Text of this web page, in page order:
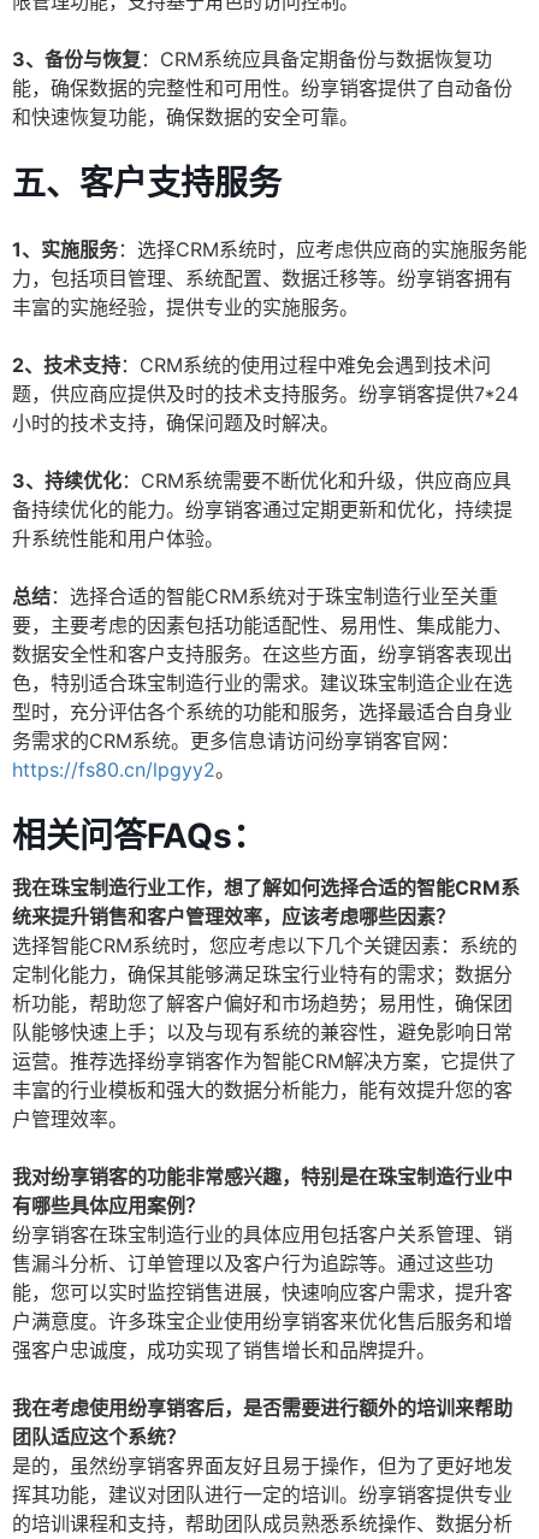
3、备份与恢复 ：CRM系统应具备定期备份与数据恢复功
能，确保数据的完整性和可用性。纷享销客提供了自动备份
和快速恢复功能，确保数据的安全可靠。
五、客户支持服务
1、实施服务：选择CRM系统时，应考虑供应商的实施服务能
力，包括项目管理、系统配置、数据迁移等。纷享销客拥有
丰富的实施经验，提供专业的实施服务。
2、技术支持：CRM系统的使用过程中难免会遇到技术问
题，供应商应提供及时的技术支持服务。纷享销客提供7*24
小时的技术支持，确保问题及时解决。
3、持续优化：CRM系统需要不断优化和升级，供应商应具
备持续优化的能力。纷享销客通过定期更新和优化，持续提
升系统性能和用户体验。
总结：选择合适的智能CRM系统对于珠宝制造行业至关重
要，主要考虑的因素包括功能适配性、易用性、集成能力、
数据安全性和客户支持服务。在这些方面，纷享销客表现出
色，特别适合珠宝制造行业的需求。建议珠宝制造企业在选
型时，充分评估各个系统的功能和服务，选择最适合自身业
务需求的CRM系统。更多信息请访问纷享销客官网：
https://fs80.cn/lpgyy2。
相关问答FAQs：
我在珠宝制造行业工作，想了解如何选择合适的智能CRM系
统来提升销售和客户管理效率，应该考虑哪些因素？
选择智能CRM系统时，您应考虑以下几个关键因素：系统的
定制化能力，确保其能够满足珠宝行业特有的需求；数据分
析功能，帮助您了解客户偏好和市场趋势；易用性，确保团
队能够快速上手；以及与现有系统的兼容性，避免影响日常
运营。推荐选择纷享销客作为智能CRM解决方案，它提供了
丰富的行业模板和强大的数据分析能力，能有效提升您的客
户管理效率。
我对纷享销客的功能非常感兴趣，特别是在珠宝制造行业中
有哪些具体应用案例？
纷享销客在珠宝制造行业的具体应用包括客户关系管理、销
售漏斗分析、订单管理以及客户行为追踪等。通过这些功
能，您可以实时监控销售进展，快速响应客户需求，提升客
户满意度。许多珠宝企业使用纷享销客来优化售后服务和增
强客户忠诚度，成功实现了销售增长和品牌提升。
我在考虑使用纷享销客后，是否需要进行额外的培训来帮助
团队适应这个系统？
是的，虽然纷享销客界面友好且易于操作，但为了更好地发
挥其功能，建议对团队进行一定的培训。纷享销客提供专业
的培训课程和支持，帮助团队成员熟悉系统操作、数据分析